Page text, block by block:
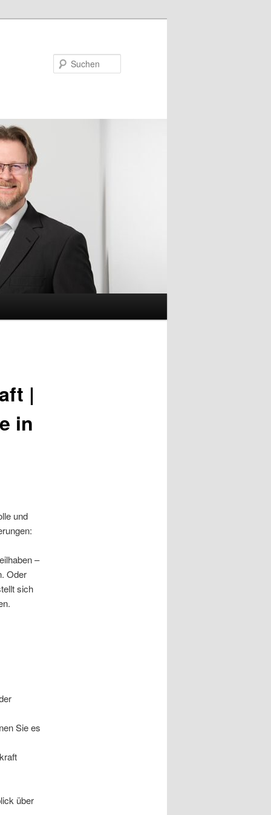
|
in
und
–
Oder
sich
Sie es
über